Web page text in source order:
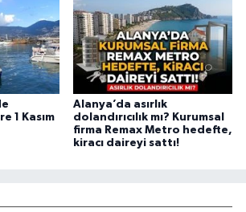
1 Kasım
Alanya’da asırlık
dolandırıcılık mı? Kurumsal
firma Remax Metro hedefte,
kiracı daireyi sattı!